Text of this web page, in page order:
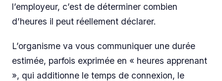
l’employeur, c’est de déterminer combien
d’heures il peut réellement déclarer.
L’organisme va vous communiquer une durée
estimée, parfois exprimée en « heures apprenant
», qui additionne le temps de connexion, le